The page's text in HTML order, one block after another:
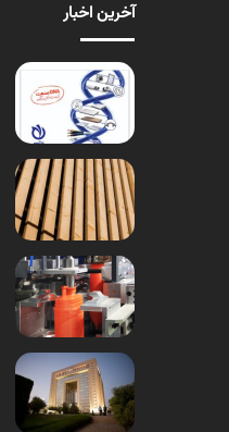
آخرین اخبار